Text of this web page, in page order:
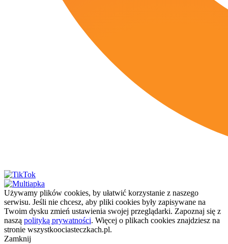
Używamy plików cookies, by ułatwić korzystanie z naszego
serwisu. Jeśli nie chcesz, aby pliki cookies były zapisywane na
Twoim dysku zmień ustawienia swojej przeglądarki. Zapoznaj się z
naszą polityką prywatności. Więcej o plikach cookies znajdziesz na
stronie wszystkoociasteczkach.pl.
Zamknij